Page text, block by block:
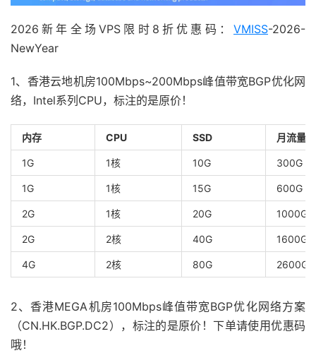
2026新年全场VPS限时8折优惠码： VMISS-2026-
NewYear
1、香港云地机房100Mbps~200Mbps峰值带宽BGP优化网
络，Intel系列CPU，标注的是原价！
内存 CPU SSD 月流量
1G 1核 10G 300G
1G 1核 15G 600G
2G 1核 20G 1000G
2G 2核 40G 1600G
4G 2核 80G 2600G
2、香港MEGA机房100Mbps峰值带宽BGP优化网络方案
（CN.HK.BGP.DC2），标注的是原价！下单请使用优惠码
哦！